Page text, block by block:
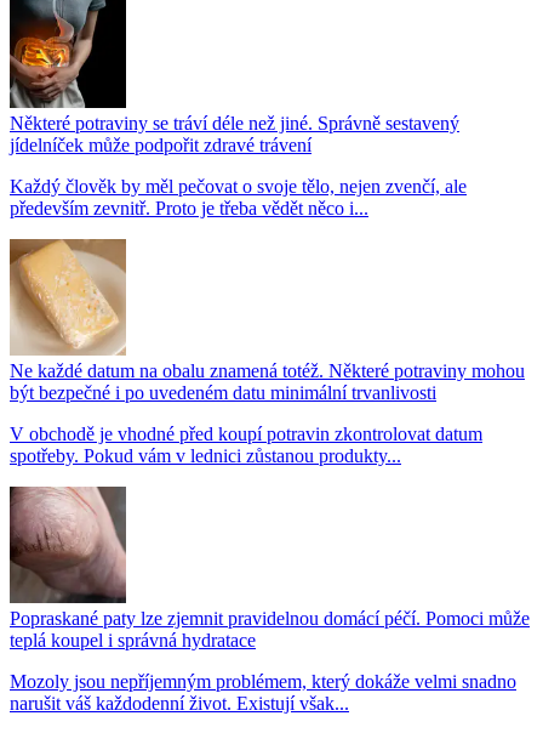
Některé potraviny se tráví déle než jiné. Správně sestavený
jídelníček může podpořit zdravé trávení
Každý člověk by měl pečovat o svoje tělo, nejen zvenčí, ale
především zevnitř. Proto je třeba vědět něco i...
Ne každé datum na obalu znamená totéž. Některé potraviny mohou
být bezpečné i po uvedeném datu minimální trvanlivosti
V obchodě je vhodné před koupí potravin zkontrolovat datum
spotřeby. Pokud vám v lednici zůstanou produkty...
Popraskané paty lze zjemnit pravidelnou domácí péčí. Pomoci může
teplá koupel i správná hydratace
Mozoly jsou nepříjemným problémem, který dokáže velmi snadno
narušit váš každodenní život. Existují však...